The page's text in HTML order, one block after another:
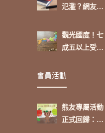
氾濫？網友：
進行有效管
理」
觀光國度！七
成五以上受訪
了台灣，日本
會員活動
熊友專屬活動
正式回歸：蘋